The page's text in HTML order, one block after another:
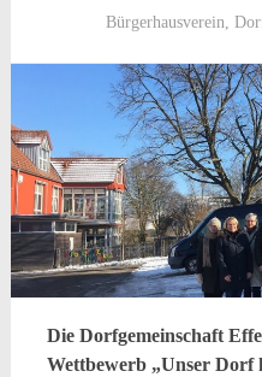
Bürgerhausverein
Die Dorfgemeinschaft
Wettbewerb „Unser